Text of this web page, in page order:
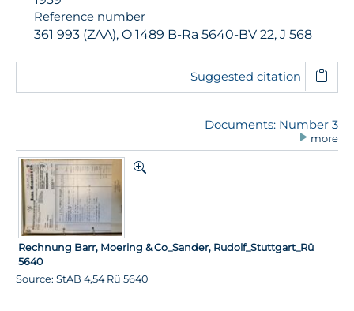
Reference number
361 993 (ZAA), O 1489 B-Ra 5640-BV 22, J 568
Suggested citation
Documents: Number 3
more
Rechnung Barr, Moering & Co_Sander, Rudolf_Stuttgart_Rü
5640
Source: StAB 4,54 Rü 5640